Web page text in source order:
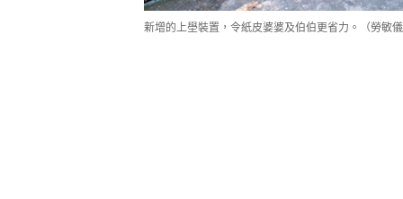
新增的上壆裝置，令紙皮婆婆及伯伯更省力。（勞敏